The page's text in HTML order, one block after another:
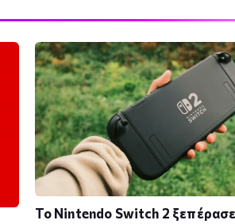
Το Nintendo Switch 2 ξεπέρασε